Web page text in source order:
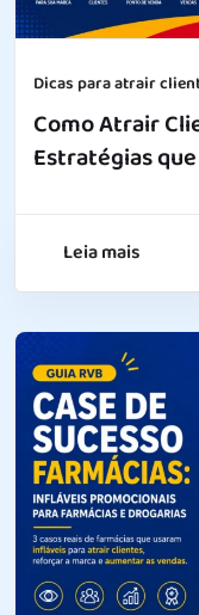
Dicas para atrair
Como Atrair
Estratégias
Leia mais